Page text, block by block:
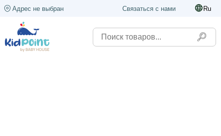
Адрес не выбран Связаться с нами Ru